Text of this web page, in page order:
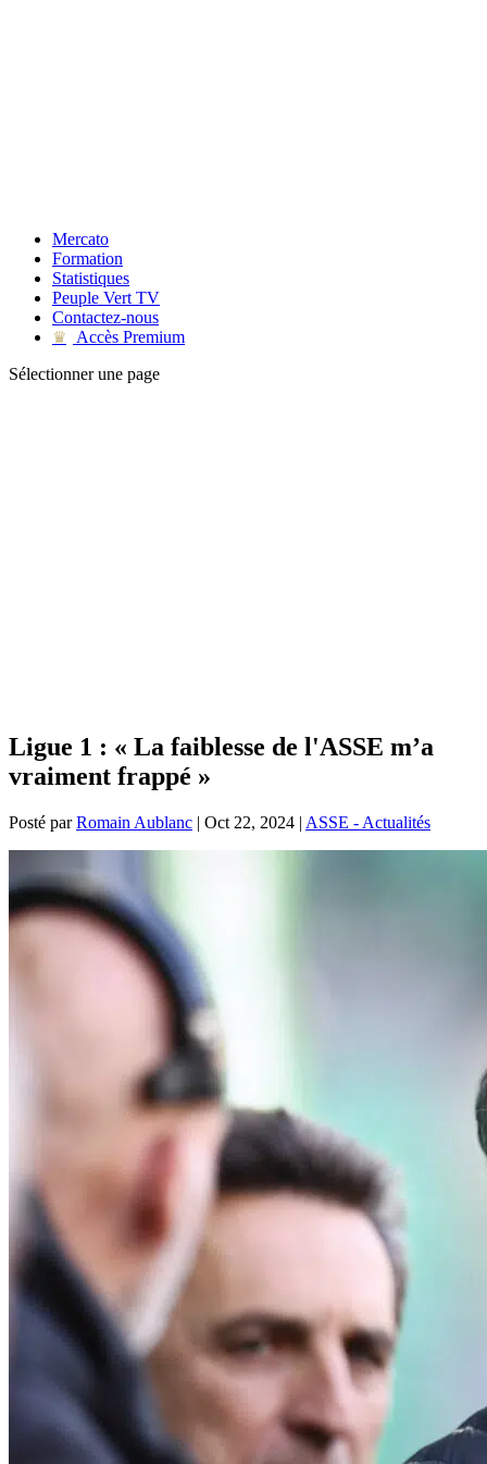
Mercato
Formation
Statistiques
Peuple Vert TV
Contactez-nous
♛
Accès Premium
Sélectionner une page
Ligue 1 : « La faiblesse de l'ASSE m’a
vraiment frappé »
Posté parRomain Aublanc | Oct 22, 2024 | ASSE - Actualités